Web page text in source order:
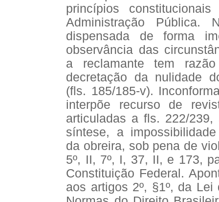
princípios
Administração Pública.
dispensada de forma
observância das
a reclamante tem
decretação da nulidade
(fls. 185/185-v).
interpõe recurso de
articuladas a fls. 222/239,
síntese, a
da obreira, sob pena de
5º, II, 7º, I, 37, II, e 173,
Constituição Federal.
aos artigos 2º, §1º, da